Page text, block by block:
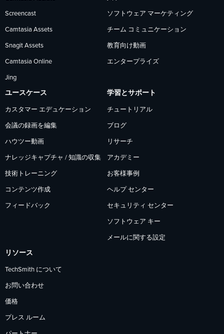
ォ
ロ
ー
フ
ォ
ロ
ー
フ
ォ
ロ
ー
Screencast
Camtasia Assets
Snagit Assets
Camtasia Online
Jing
ソフトウェア マーケティング
チーム コミュニケーション
教育向け動画
エンタープライズ
ユースケース
カスタマー エデュケーション
会議の録画を編集
ハウツー動画
ナレッジキャプチャ / 知識の収集
技術トレーニング
コンテンツ作成
フィードバック
学習とサポート
チュートリアル
ブログ
リサーチ
アカデミー
お客様事例
ヘルプ センター
セキュリティ センター
ソフトウェア キー
メールに関する設定
リソース
TechSmith について
お問い合わせ
価格
プレス ルーム